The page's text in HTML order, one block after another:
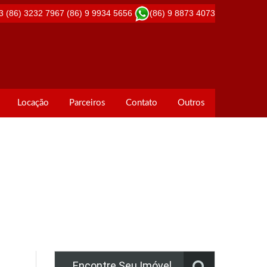
(86) 3232 7967 (86) 9 9934 5656 (86) 9 8873 4073
Locação Parceiros Contato Outros